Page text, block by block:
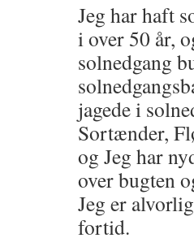
Jeg har haft
i over 50 år,
solnedgang
jagede i
Sortænder,
og Jeg har
over bugten
Jeg er
fortid.